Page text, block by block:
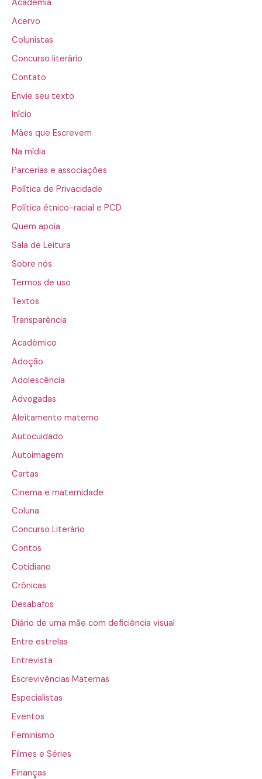
Academia
Acervo
Colunistas
Concurso literário
Contato
Envie seu texto
Início
Mães que Escrevem
Na mídia
Parcerias e associações
Política de Privacidade
Política étnico-racial e PCD
Quem apoia
Sala de Leitura
Sobre nós
Termos de uso
Textos
Transparência
Acadêmico
Adoção
Adolescência
Advogadas
Aleitamento materno
Autocuidado
Autoimagem
Cartas
Cinema e maternidade
Coluna
Concurso Literário
Contos
Cotidiano
Crônicas
Desabafos
Diário de uma mãe com deficiência visual
Entre estrelas
Entrevista
Escrevivências Maternas
Especialistas
Eventos
Feminismo
Filmes e Séries
Finanças